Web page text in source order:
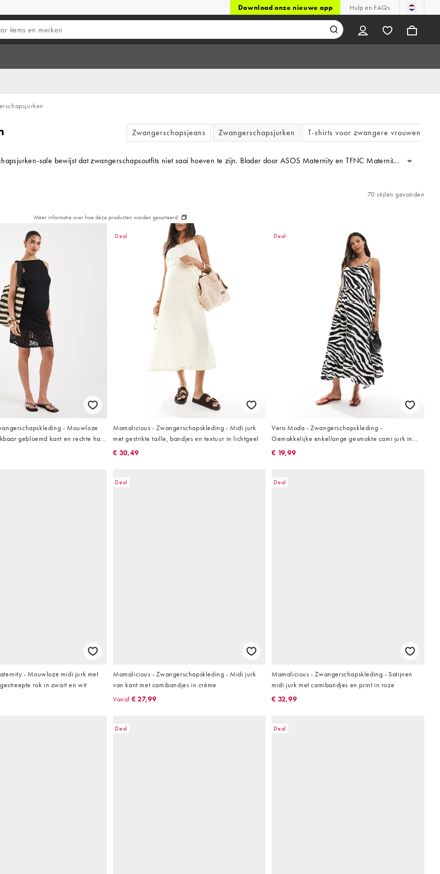
Download onze nieuwe app Hulp en FAQs
Zwangerschapsjeans Zwangerschapsjurken T-shirts voor zwangere vrouwen
sale bewijst dat zwangerschapsoutfits niet saai hoeven te zijn. Blader door ASOS Maternity en TFNC Maternity voor
...
70 stijlen gevonden
Meer informatie over hoe deze producten worden gesorteerd
- Mouwloze
gebloemd kant en rechte hals
Deal
Mamalicious - Zwangerschapskleding - Midi jurk
met gestrikte taille, bandjes en textuur in lichtgeel
€ 30,49
Deal
Vero Moda - Zwangerschapskleding -
Gemakkelijke enkellange gesmokte cami jurk in
zebraprint
€ 19,99
- Mouwloze midi jurk met
rok in zwart en wit
Deal
Mamalicious - Zwangerschapskleding - Midi jurk
van kant met camibandjes in crème
Vanaf € 27,99
Deal
Mamalicious - Zwangerschapskleding - Satijnen
midi jurk met camibandjes en print in roze
€ 32,99
Deal Deal